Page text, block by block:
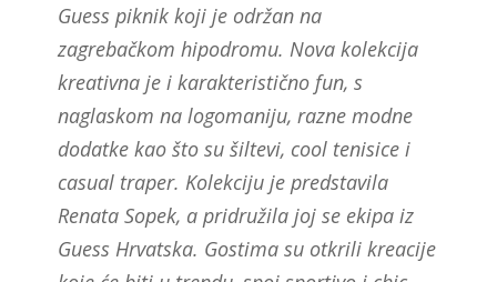
Guess piknik koji je održan na
zagrebačkom hipodromu. Nova kolekcija
kreativna je i karakteristično fun, s
naglaskom na logomaniju, razne modne
dodatke kao što su šiltevi, cool tenisice i
casual traper. Kolekciju je predstavila
Renata Sopek, a pridružila joj se ekipa iz
Guess Hrvatska. Gostima su otkrili kreacije